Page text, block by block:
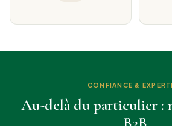
CONFIANCE &
Au-delà du particulier :